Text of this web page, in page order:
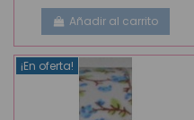
Añadir al carrito
¡En oferta!